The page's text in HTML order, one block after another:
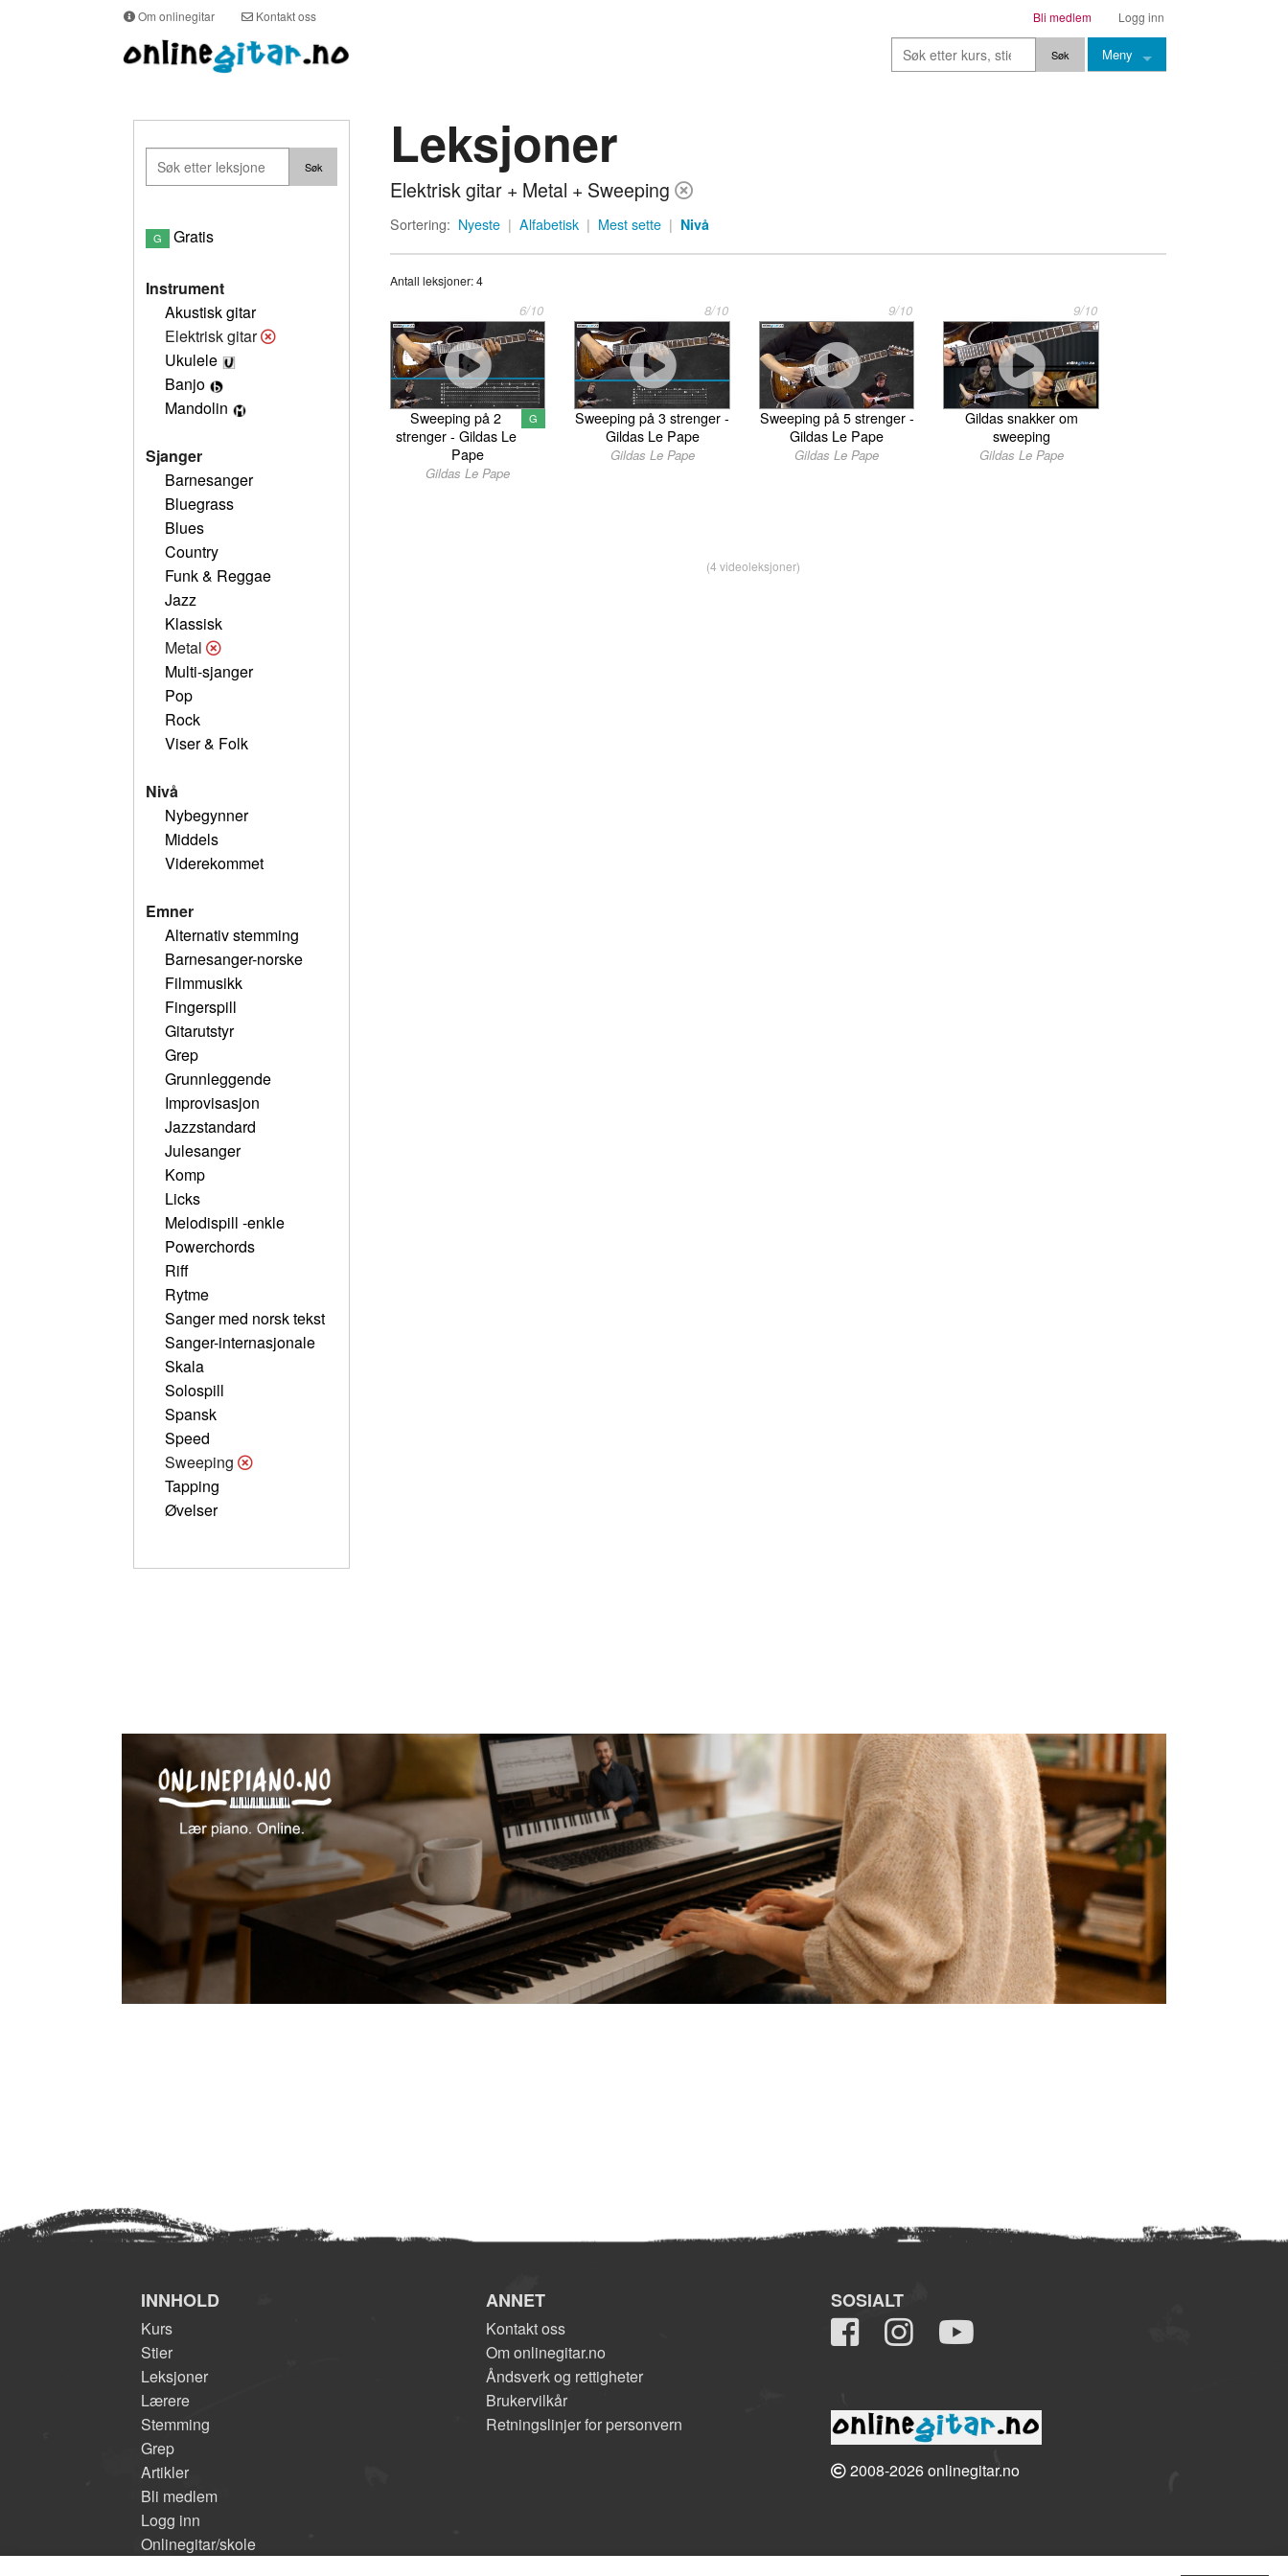
Om onlinegitar Kontakt oss Logg inn
Bli medlem
Meny
Stemming
G Gratis
Instrument
Akustisk gitar
Elektrisk gitar
Ukulele
Banjo
Mandolin
Sjanger
Barnesanger
Bluegrass
Blues
Country
Funk & Reggae
Jazz
Klassisk
Metal
Multi-sjanger
Pop
Rock
Viser & Folk
Nivå
Nybegynner
Middels
Viderekommet
Emner
Alternativ stemming
Barnesanger-norske
Filmmusikk
Fingerspill
Gitarutstyr
Grep
Grunnleggende
Improvisasjon
Jazzstandard
Julesanger
Komp
Licks
Melodispill -enkle
Powerchords
Riff
Rytme
Sanger med norsk tekst
Sanger-internasjonale
Skala
Solospill
Spansk
Speed
Sweeping
Tapping
Øvelser
Leksjoner
Elektrisk gitar + Metal + Sweeping
Sortering: Nyeste | Alfabetisk | Mest sette | Nivå
Antall leksjoner: 4
6/10
G
Sweeping på 2
strenger - Gildas Le
Pape
Gildas Le Pape
8/10
Sweeping på 3 strenger -
Gildas Le Pape
Gildas Le Pape
9/10
Sweeping på 5 strenger -
Gildas Le Pape
Gildas Le Pape
9/10
Gildas snakker om
sweeping
Gildas Le Pape
(4 videoleksjoner)
INNHOLD
Kurs
Stier
Leksjoner
Lærere
Stemming
Grep
Artikler
Bli medlem
Logg inn
Onlinegitar/skole
ANNET
Kontakt oss
Om onlinegitar.no
Åndsverk og rettigheter
Brukervilkår
Retningslinjer for personvern
SOSIALT
2008-2026 onlinegitar.no